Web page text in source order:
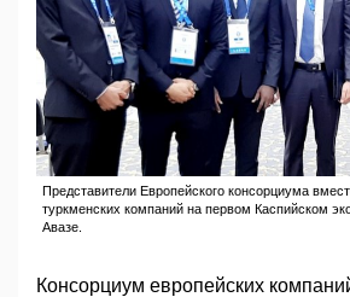
Представители Европейского консорциума
туркменских компаний на первом Каспийском
Авазе.
Консорциум европейских